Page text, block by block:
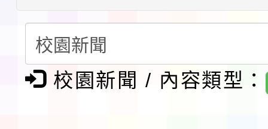
檢送「桃園市115學年
賽實施要點」1份
本市「115學年度學生
程安排一案
「桃園市補助參觀特色
校園新聞 / 內容類型：